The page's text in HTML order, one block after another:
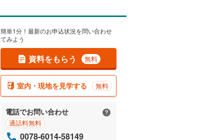
簡単1分！最新のお申込状況を問い合わせ
てみよう
資料をもらう 無料
室内・現地を見学する 無料
電話でお問い合わせ
通話料無料
0078-6014-58149